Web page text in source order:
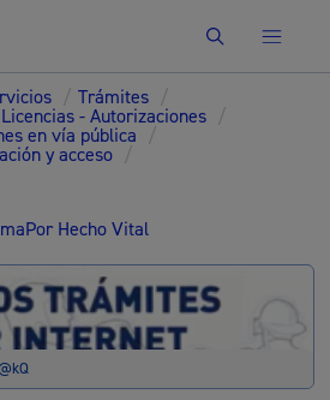
Buscar
/ Trámites /
Licencias - Autorizaciones /
en vía pública /
y acceso /
Por Hecho Vital